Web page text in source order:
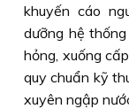
khuyến cáo
dưỡng hệ
hỏng, xuống
quy chuẩn kỹ
xuyên ngập